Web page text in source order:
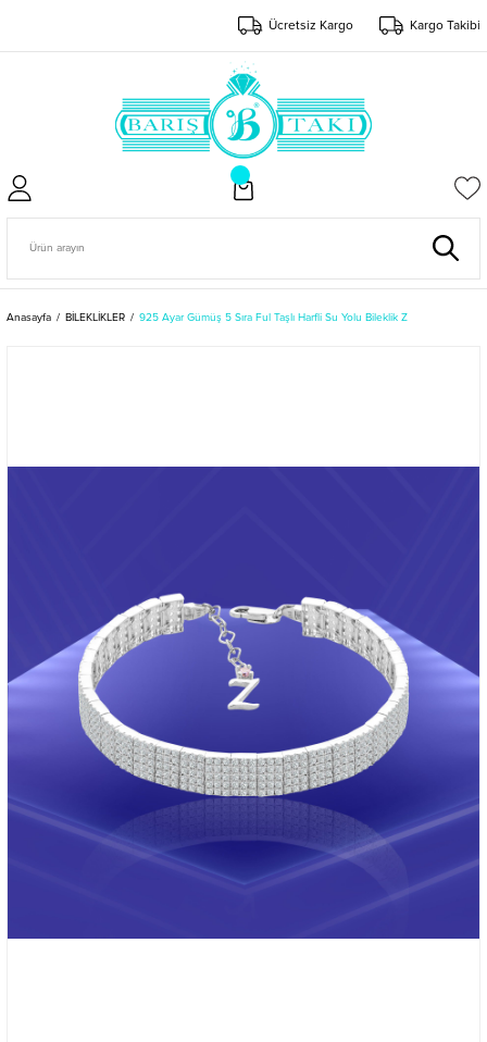
Ücretsiz Kargo Kargo Takibi
Anasayfa BİLEKLİKLER 925 Ayar Gümüş 5 Sıra Ful Taşlı Harfli Su Yolu Bileklik Z